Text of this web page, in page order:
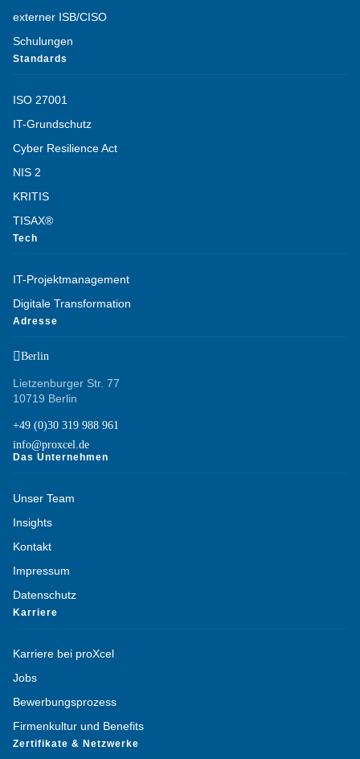
externer ISB/CISO
Schulungen
Standards
ISO 27001
IT-Grundschutz
Cyber Resilience Act
NIS 2
KRITIS
TISAX®
Tech
IT-Projektmanagement
Digitale Transformation
Adresse
Berlin
Lietzenburger Str. 77
10719 Berlin
+49 (0)30 319 988 961
info@proxcel.de
Das Unternehmen
Unser Team
Insights
Kontakt
Impressum
Datenschutz
Karriere
Karriere bei proXcel
Jobs
Bewerbungsprozess
Firmenkultur und Benefits
Zertifikate & Netzwerke